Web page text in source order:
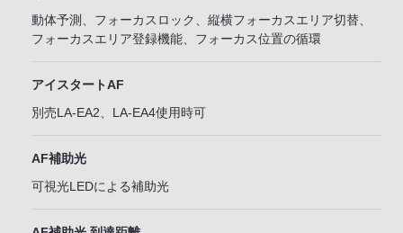
動体予測、フォーカスロック、縦横フォーカスエリア切替、
フォーカスエリア登録機能、フォーカス位置の循環
アイスタートAF
別売LA-EA2、LA-EA4使用時可
AF補助光
可視光LEDによる補助光